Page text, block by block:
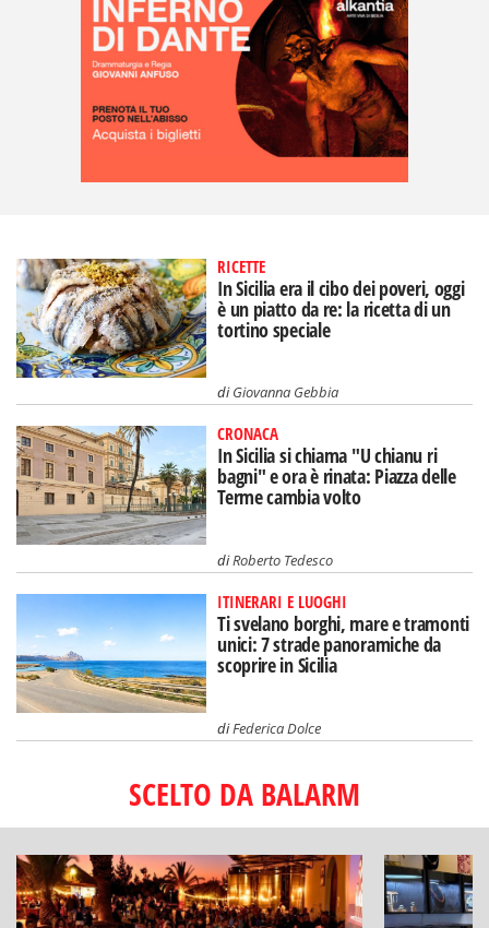
RICETTE
In Sicilia era il cibo dei poveri, oggi
è un piatto da re: la ricetta di un
tortino speciale
diGiovanna Gebbia
CRONACA
In Sicilia si chiama "U chianu ri
bagni" e ora è rinata: Piazza delle
Terme cambia volto
diRoberto Tedesco
ITINERARI E LUOGHI
Ti svelano borghi, mare e tramonti
unici: 7 strade panoramiche da
scoprire in Sicilia
diFederica Dolce
SCELTO DA BALARM